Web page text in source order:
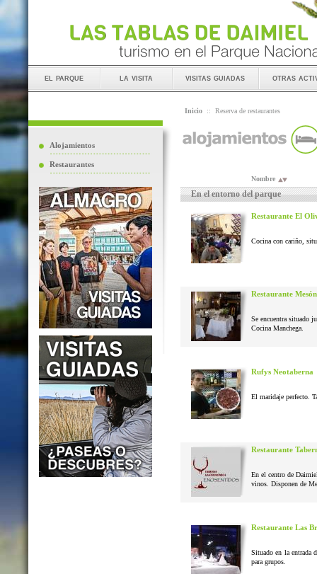
el parque la visita visitas guiadas otras
Alojamientos
Restaurantes
Inicio :: Reserva de restaurantes
Nombre
En el entorno del parque
Restaurante El
Cocina con cariño,
Restaurante
Se encuentra situado
Cocina Manchega.
Rufys Neotaberna
El maridaje perfecto.
Restaurante
En el centro de
vinos. Disponen de
Restaurante Las
Situado en la entrada
para grupos.